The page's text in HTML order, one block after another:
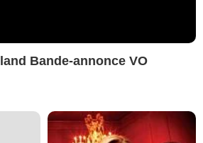
Bande-annonce VO